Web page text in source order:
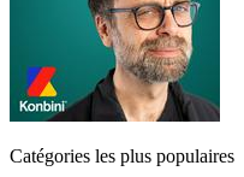
Catégories les plus populaires